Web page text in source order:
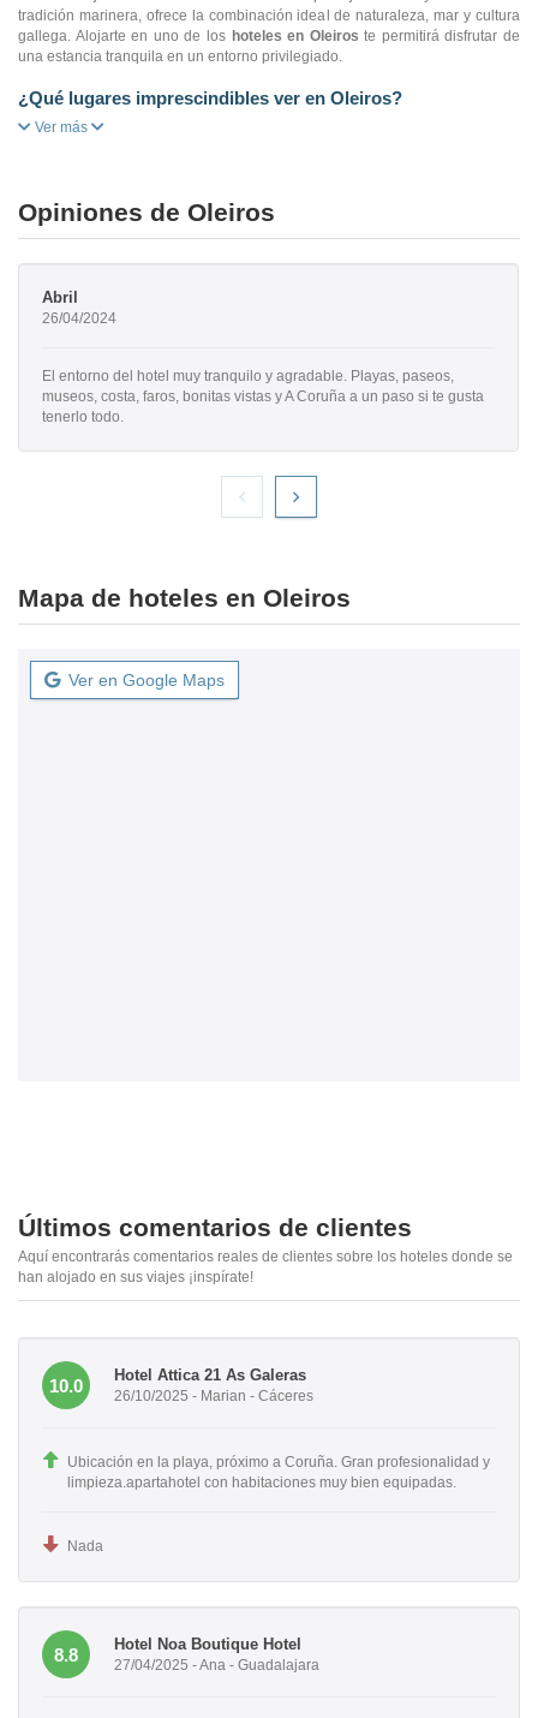
tradición marinera, ofrece la combinación ideal de naturaleza, mar y cultura
gallega. Alojarte en uno de los hoteles en Oleiros te permitirá disfrutar de
una estancia tranquila en un entorno privilegiado.
¿Qué lugares imprescindibles ver en Oleiros?
Ver más
Opiniones de Oleiros
Abril
26/04/2024
El entorno del hotel muy tranquilo y agradable. Playas, paseos,
museos, costa, faros, bonitas vistas y A Coruña a un paso si te gusta
tenerlo todo.
Mapa de hoteles en Oleiros
Ver en Google Maps
Últimos comentarios de clientes
Aquí encontrarás comentarios reales de clientes sobre los hoteles donde se
han alojado en sus viajes ¡inspírate!
10.0
Hotel Attica 21 As Galeras
26/10/2025 - Marian - Cáceres
Ubicación en la playa, próximo a Coruña. Gran profesionalidad y
limpieza.apartahotel con habitaciones muy bien equipadas.
Nada
8.8
Hotel Noa Boutique Hotel
27/04/2025 - Ana - Guadalajara